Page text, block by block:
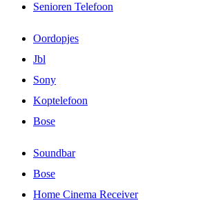
Senioren Telefoon
Oordopjes
Jbl
Sony
Koptelefoon
Bose
Soundbar
Bose
Home Cinema Receiver